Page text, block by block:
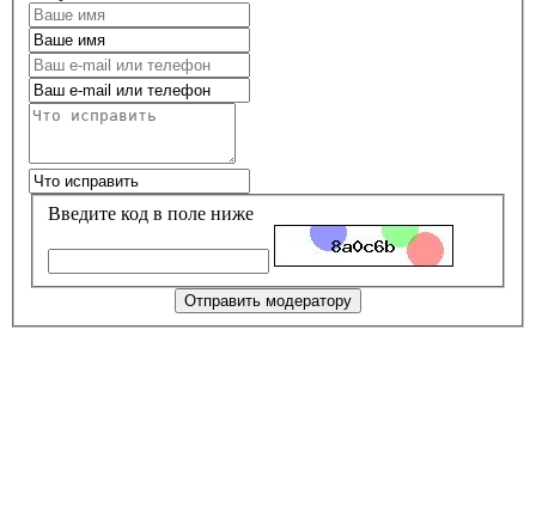
Введите код в поле ниже
Отправить модератору